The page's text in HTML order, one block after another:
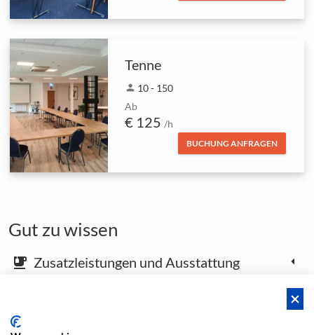
Tenne
person 10 - 150
Ab
€ 125 /h
BUCHUNG ANFRAGEN
Gut zu wissen
emoji_food_beverage Zusatzleistungen und Ausstattung